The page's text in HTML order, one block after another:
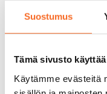
Suostumus
Tämä sivusto
Käytämme evästeitä